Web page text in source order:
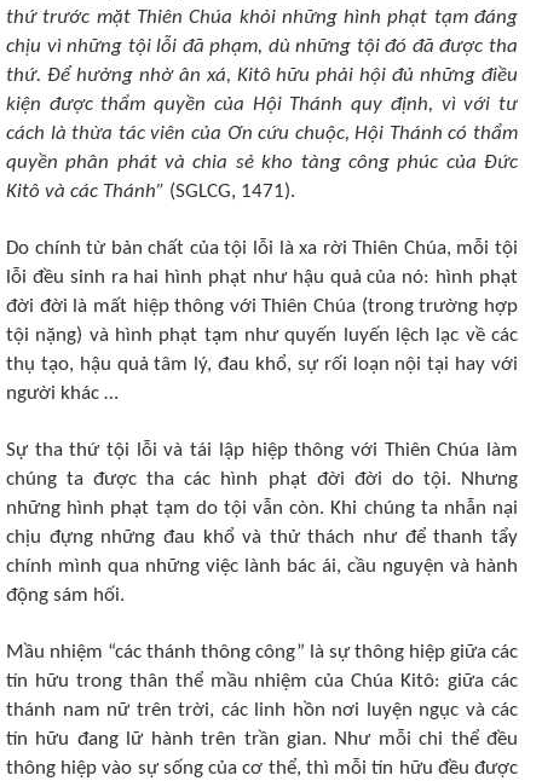
thứ trước mặt Thiên Chúa khỏi những hình phạt tạm đáng
chịu vì những tội lỗi đã phạm, dù những tội đó đã được tha
thứ. Để hưởng nhờ ân xá, Kitô hữu phải hội đủ những điều
kiện được thẩm quyền của Hội Thánh quy định, vì với tư
cách là thừa tác viên của Ơn cứu chuộc, Hội Thánh có thẩm
quyền phân phát và chia sẻ kho tàng công phúc của Đức
Kitô và các Thánh” (SGLCG, 1471).
Do chính từ bản chất của tội lỗi là xa rời Thiên Chúa, mỗi tội
lỗi đều sinh ra hai hình phạt như hậu quả của nó: hình phạt
đời đời là mất hiệp thông với Thiên Chúa (trong trường hợp
tội nặng) và hình phạt tạm như quyến luyến lệch lạc về các
thụ tạo, hậu quả tâm lý, đau khổ, sự rối loạn nội tại hay với
người khác …
Sự tha thứ tội lỗi và tái lập hiệp thông với Thiên Chúa làm
chúng ta được tha các hình phạt đời đời do tội. Nhưng
những hình phạt tạm do tội vẫn còn. Khi chúng ta nhẫn nại
chịu đựng những đau khổ và thử thách như để thanh tẩy
chính mình qua những việc lành bác ái, cầu nguyện và hành
động sám hối.
Mầu nhiệm “các thánh thông công” là sự thông hiệp giữa các
tín hữu trong thân thể mầu nhiệm của Chúa Kitô: giữa các
thánh nam nữ trên trời, các linh hồn nơi luyện ngục và các
tín hữu đang lữ hành trên trần gian. Như mỗi chi thể đều
thông hiệp vào sự sống của cơ thể, thì mỗi tín hữu đều được